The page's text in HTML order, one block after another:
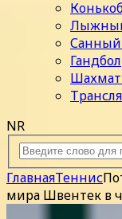
Гандбол
NR
ГлавнаяТеннис
мира Швентек в